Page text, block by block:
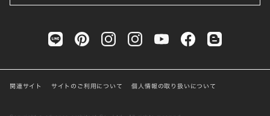
関連サイト サイトのご利用について 個人情報の取り扱いについて